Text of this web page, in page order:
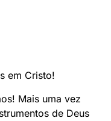
em Cristo!
Mais uma vez
de Deus